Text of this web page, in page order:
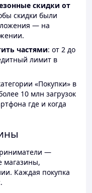
скидки от
скидки были
— на
частями: от 2 до
лимит в
«Покупки» в
10 млн загрузок
где и когда
—
магазины,
Каждая покупка